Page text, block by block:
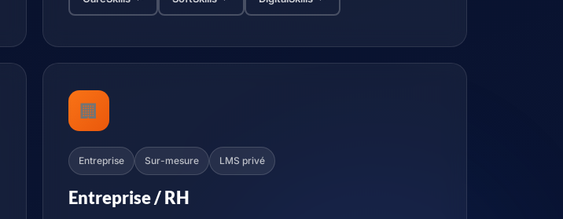
🏢
Entreprise Sur-mesure LMS privé
Entreprise / RH